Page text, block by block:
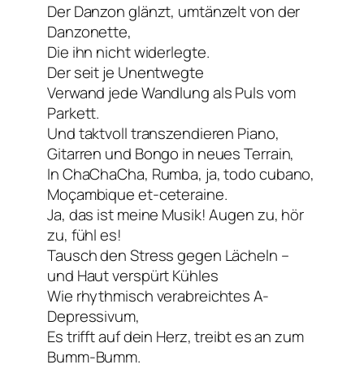
Der Danzon glänzt, umtänzelt von der
Danzonette,
Die ihn nicht widerlegte.
Der seit je Unentwegte
Verwand jede Wandlung als Puls vom
Parkett.
Und taktvoll transzendieren Piano,
Gitarren und Bongo in neues Terrain,
In ChaChaCha, Rumba, ja, todo cubano,
Moçambique et-ceteraine.
Ja, das ist meine Musik! Augen zu, hör
zu, fühl es!
Tausch den Stress gegen Lächeln –
und Haut verspürt Kühles
Wie rhythmisch verabreichtes A-
Depressivum,
Es trifft auf dein Herz, treibt es an zum
Bumm-Bumm.